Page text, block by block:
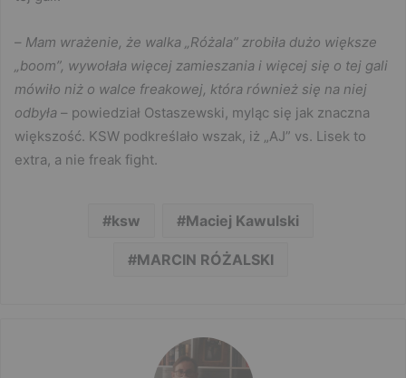
– Mam wrażenie, że walka „Różala” zrobiła dużo większe
„boom”, wywołała więcej zamieszania i więcej się o tej gali
mówiło niż o walce freakowej, która również się na niej
odbyła – powiedział Ostaszewski, myląc się jak znaczna
większość. KSW podkreślało wszak, iż „AJ” vs. Lisek to
extra, a nie freak fight.
ksw Maciej Kawulski
MARCIN RÓŻALSKI